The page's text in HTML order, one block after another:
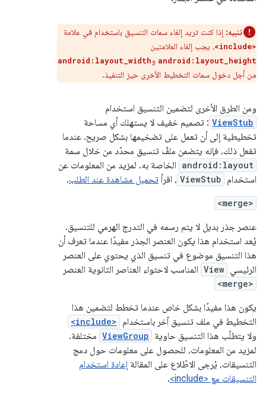
تنبيه: إذا كنت تريد إلغاء سمات التنسيق باستخدام في علامة
<include>، يجب إلغاء العلامتين
android:layout_height وandroid:layout_width
من أجل دخول سمات التخطيط الأخرى حيز التنفيذ.
ومن الطرق الأخرى لتضمين التنسيق استخدام
ViewStub : تصميم خفيف لا يستهلك أي مساحة
تخطيطية إلى أن تعمل على تضخيمها بشكل صريح. عندما
تفعل ذلك، فإنه يتضمن ملفّ تنسيق محدّد من خلال سمة
android:layout الخاصة به. لمزيد من المعلومات عن
استخدام ViewStub ، اقرأ تحميل مشاهدة عند الطلب.
<merge>
عنصر جذر بديل لا يتم رسمه في التدرج الهرمي للتنسيق.
يُعد استخدام هذا يكون العنصر الجذر مفيدًا عندما تعرف أن
هذا التنسيق موضوع في تنسيق الذي يحتوي على العنصر
الرئيسي View المناسب لاحتواء العناصر الثانوية العنصر
<merge>
يكون هذا مفيدًا بشكل خاص عندما تخطط لتضمين هذا
التخطيط في ملف تنسيق آخر باستخدام <include>
ولا يتطلّب هذا التنسيق حاوية ViewGroup مختلفة.
لمزيد من المعلومات، للحصول على معلومات حول دمج
التنسيقات، يُرجى الاطّلاع على المقالة إعادة استخدام
التنسيقات مع <include>
.